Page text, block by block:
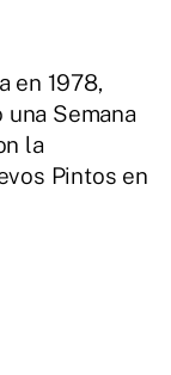
en 1978,
una Semana
la
Pintos en